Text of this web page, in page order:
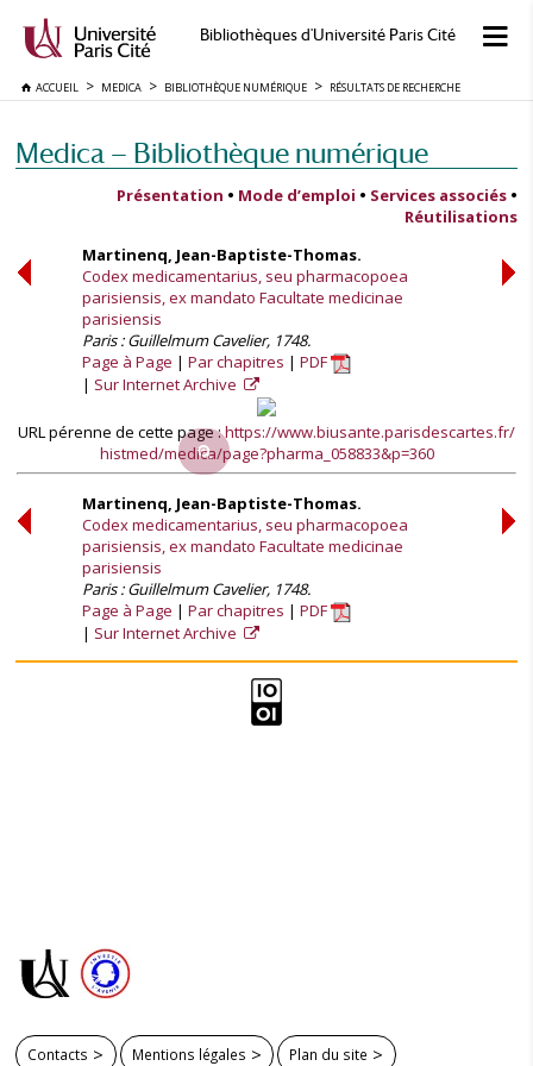
Bibliothèques d'Université Paris Cité
ACCUEIL MEDICA BIBLIOTHÈQUE NUMÉRIQUE RÉSULTATS DE RECHERCHE
Medica — Bibliothèque numérique
Présentation • Mode d’emploi • Services associés •
Réutilisations
Martinenq, Jean-Baptiste-Thomas.
Codex medicamentarius, seu pharmacopoea
parisiensis, ex mandato Facultate medicinae
parisiensis
Paris : Guillelmum Cavelier, 1748.
Page à Page
Par chapitres
PDF
Sur Internet Archive
URL pérenne de cette page :https://www.biusante.parisdescartes.fr/
histmed/medica/page?pharma_058833&p=360
Martinenq, Jean-Baptiste-Thomas.
Codex medicamentarius, seu pharmacopoea
parisiensis, ex mandato Facultate medicinae
parisiensis
Paris : Guillelmum Cavelier, 1748.
Page à Page
Par chapitres
PDF
Sur Internet Archive
Contacts Mentions légales Plan du site